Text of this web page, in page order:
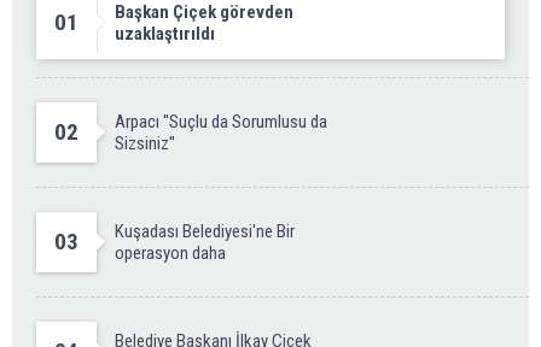
01
Başkan Çiçek görevden
uzaklaştırıldı
02
Arpacı ''Suçlu da Sorumlusu da
Sizsiniz''
03
Kuşadası Belediyesi'ne Bir
operasyon daha
Belediye Başkanı İlkay Çiçek